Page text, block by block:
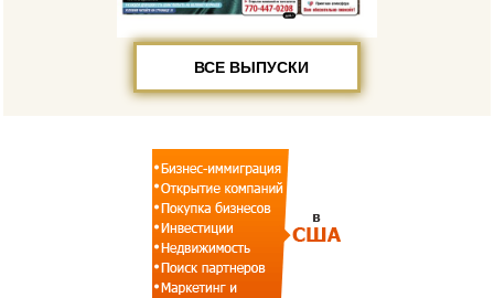
ВСЕ ВЫПУСКИ